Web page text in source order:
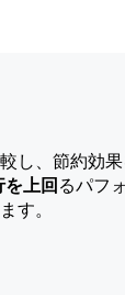
し、節約効
を上回るパフ
す。